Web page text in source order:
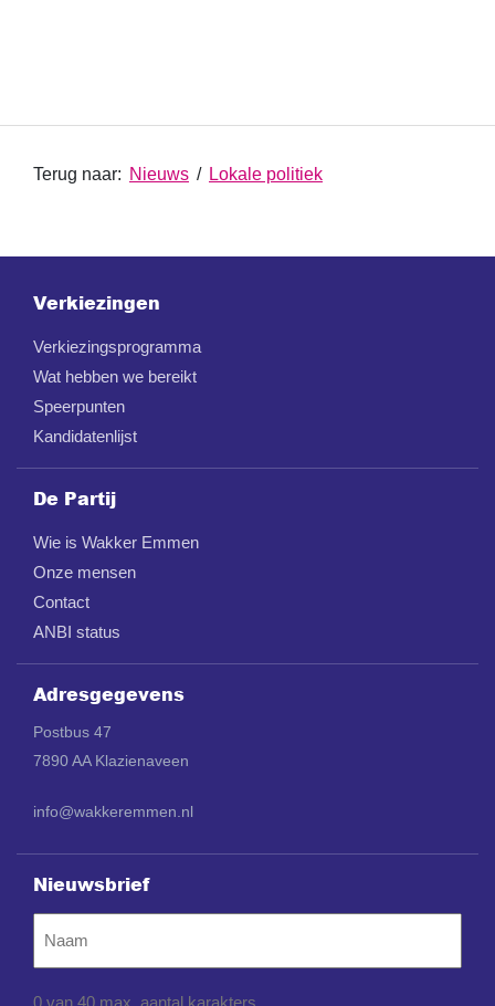
Terug naar: Nieuws / Lokale politiek
Verkiezingen
Verkiezingsprogramma
Wat hebben we bereikt
Speerpunten
Kandidatenlijst
De Partij
Wie is Wakker Emmen
Onze mensen
Contact
ANBI status
Adresgegevens
Postbus 47
7890 AA Klazienaveen
info@wakkeremmen.nl
Nieuwsbrief
0 van 40 max. aantal karakters